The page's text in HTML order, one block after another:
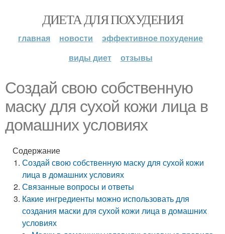
ДИЕТА ДЛЯ ПОХУДЕНИЯ
главная новости
эффективное похудение
виды диет
отзывы
Создай свою собственную
маску для сухой кожи лица в
домашних условиях
Содержание
Создай свою собственную маску для сухой кожи
лица в домашних условиях
Связанные вопросы и ответы
Какие ингредиенты можно использовать для
создания маски для сухой кожи лица в домашних
условиях